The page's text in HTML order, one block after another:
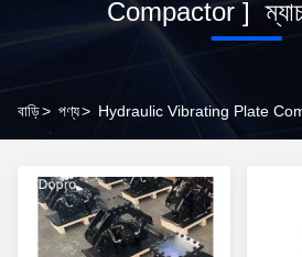
Compactor ]
বাড়ি> পণ্য> Hydraulic Vibrating Plate